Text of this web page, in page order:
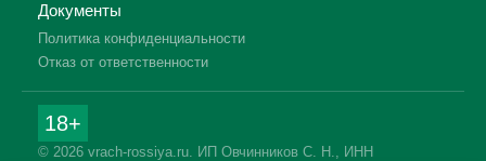
Документы
Политика конфиденциальности
Отказ от ответственности
18+
© 2026 vrach-rossiya.ru. ИП Овчинников С. Н., ИНН